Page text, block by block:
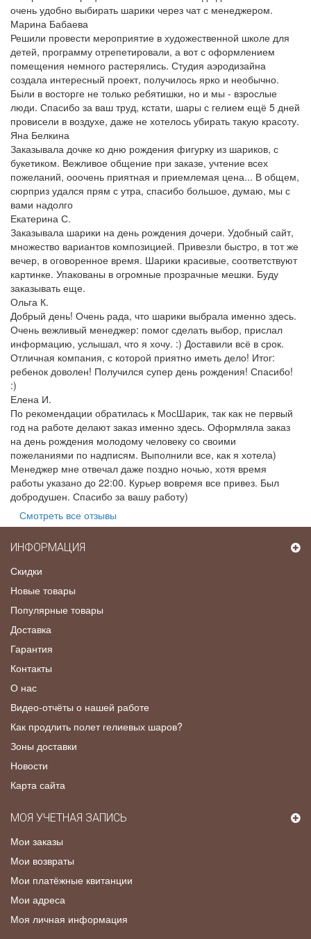
очень удобно выбирать шарики через чат с менеджером.
Марина Бабаева
Решили провести мероприятие в художественной школе для
детей, программу отрепетировали, а вот с оформлением
помещения немного растерялись. Студия аэродизайна
создала интересный проект, получилось ярко и необычно.
Были в восторге не только ребятишки, но и мы - взрослые
люди. Спасибо за ваш труд, кстати, шары с гелием ещё 5 дней
провисели в воздухе, даже не хотелось убирать такую красоту.
Яна Белкина
Заказывала дочке ко дню рождения фигурку из шариков, с
букетиком. Вежливое общение при заказе, учтение всех
пожеланий, ооочень приятная и приемлемая цена... В общем,
сюрприз удался прям с утра, спасибо большое, думаю, мы с
вами надолго
Екатерина С.
Заказывала шарики на день рождения дочери. Удобный сайт,
множество вариантов композицией. Привезли быстро, в тот же
вечер, в оговоренное время. Шарики красивые, соответствуют
картинке. Упакованы в огромные прозрачные мешки. Буду
заказывать еще.
Ольга К.
Добрый день! Очень рада, что шарики выбрала именно здесь.
Очень вежливый менеджер: помог сделать выбор, прислал
информацию, услышал, что я хочу. :) Доставили всё в срок.
Отличная компания, с которой приятно иметь дело! Итог:
ребенок доволен! Получился супер день рождения! Спасибо!
:)
Елена И.
По рекомендации обратилась к МосШарик, так как не первый
год на работе делают заказ именно здесь. Оформляла заказ
на день рождения молодому человеку со своими
пожеланиями по надписям. Выполнили все, как я хотела)
Менеджер мне отвечал даже поздно ночью, хотя время
работы указано до 22:00. Курьер вовремя все привез. Был
добродушен. Спасибо за вашу работу)
Смотреть все отзывы
ИНФОРМАЦИЯ
Скидки
Новые товары
Популярные товары
Доставка
Гарантия
Контакты
О нас
Видео-отчёты о нашей работе
Как продлить полет гелиевых шаров?
Зоны доставки
Новости
Карта сайта
МОЯ УЧЕТНАЯ ЗАПИСЬ
Мои заказы
Мои возвраты
Мои платёжные квитанции
Мои адреса
Моя личная информация